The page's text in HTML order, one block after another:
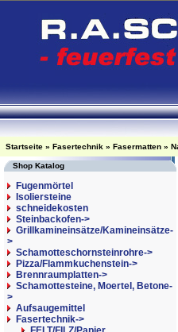
Startseite » Fasertechnik » Fasermatten »
Shop Katalog
Fugenmörtel
Isoliersteine
schneidekosten
Steinbackofen->
Grillkamineinsätze/Kamineinsätze-
>
Schamotteschornsteinrohre->
Pizza/Flammkuchenstein->
Brennraumplatten->
Schamottesteine, Moertel, Betone-
>
Aufsaugemittel
Fasertechnik->